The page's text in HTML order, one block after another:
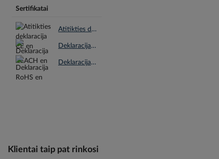
Sertifikatai
Atitikties deklaracija CE en.pdf
Deklaracija REACH en.pdf
Deklaracija RoHS en.pdf
Klientai taip pat rinkosi